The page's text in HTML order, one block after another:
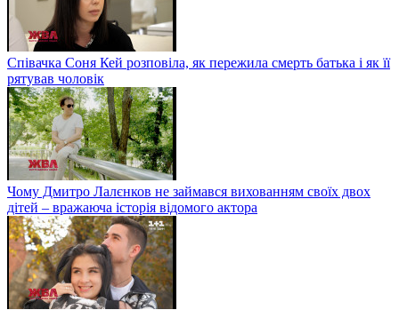
Співачка Соня Кей розповіла, як пережила смерть батька і як її
рятував чоловік
Чому Дмитро Лалєнков не займався вихованням своїх двох
дітей – вражаюча історія відомого актора